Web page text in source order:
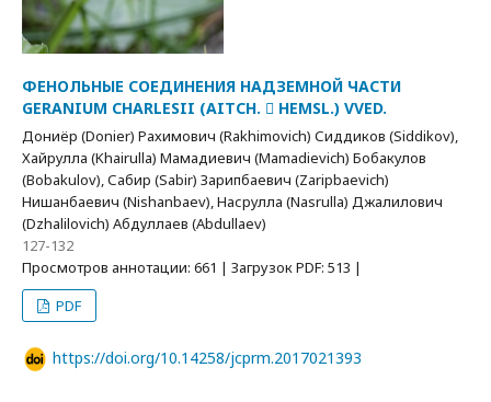
ФЕНОЛЬНЫЕ СОЕДИНЕНИЯ НАДЗЕМНОЙ ЧАСТИ
GERANIUM CHARLESII (AITCH.  HEMSL.) VVED.
Дониёр (Donier) Рахимович (Rakhimovich) Сиддиков (Siddikov),
Хайрулла (Khairulla) Мамадиевич (Mamadievich) Бобакулов
(Bobakulov), Сабир (Sabir) Зарипбаевич (Zaripbaevich)
Нишанбаевич (Nishanbaev), Насрулла (Nasrulla) Джалилович
(Dzhalilovich) Абдуллаев (Abdullaev)
127-132
Просмотров аннотации: 661 | Загрузок PDF: 513 |
PDF
https://doi.org/10.14258/jcprm.2017021393